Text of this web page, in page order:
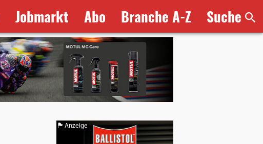
Jobmarkt Abo Branche A-Z Suche
Anzeige